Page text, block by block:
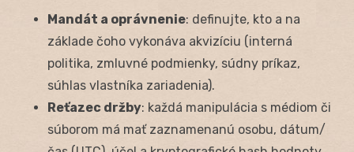
Mandát a oprávnenie: definujte, kto a na
základe čoho vykonáva akvizíciu (interná
politika, zmluvné podmienky, súdny príkaz,
súhlas vlastníka zariadenia).
Reťazec držby: každá manipulácia s médiom či
súborom má mať zaznamenanú osobu, dátum/